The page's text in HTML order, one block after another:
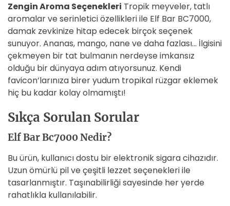
Zengin Aroma Seçenekleri Tropik meyveler, tatlı
aromalar ve serinletici özellikleri ile Elf Bar BC7000,
damak zevkinize hitap edecek birçok seçenek
sunuyor. Ananas, mango, nane ve daha fazlası… İlgisini
çekmeyen bir tat bulmanın nerdeyse imkansız
olduğu bir dünyaya adım atıyorsunuz. Kendi
favicon’larınıza birer yudum tropikal rüzgar eklemek
hiç bu kadar kolay olmamıştı!
Sıkça Sorulan Sorular
Elf Bar Bc7000 Nedir?
Bu ürün, kullanıcı dostu bir elektronik sigara cihazıdır.
Uzun ömürlü pil ve çeşitli lezzet seçenekleri ile
tasarlanmıştır. Taşınabilirliği sayesinde her yerde
rahatlıkla kullanılabilir.